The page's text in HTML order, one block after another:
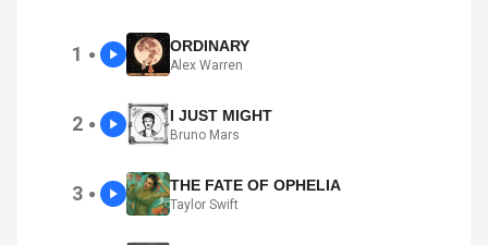
1 ● ORDINARY
Alex Warren
2 ● I JUST MIGHT
Bruno Mars
3 ● THE FATE OF OPHELIA
Taylor Swift